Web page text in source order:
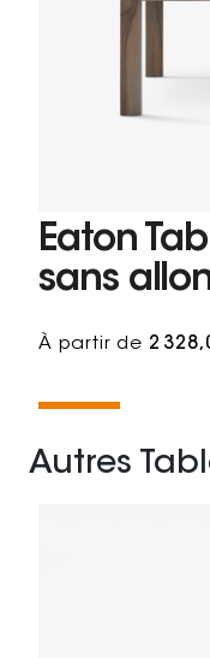
Eaton
sans
À partir de 2
Autres